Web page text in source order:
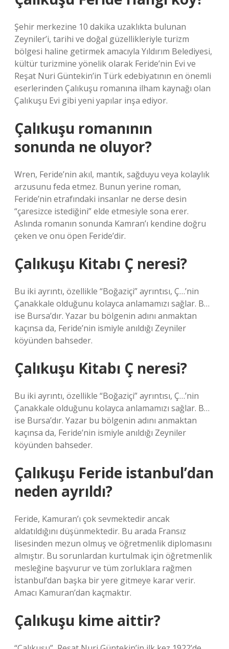
Şehir merkezine 10 dakika uzaklıkta bulunan
Zeyniler’i, tarihi ve doğal güzellikleriyle turizm
bölgesi haline getirmek amacıyla Yıldırım Belediyesi,
kültür turizmine yönelik olarak Feride’nin Evi ve
Reşat Nuri Güntekin’in Türk edebiyatının en önemli
eserlerinden Çalıkuşu romanına ilham kaynağı olan
Çalıkuşu Evi gibi yeni yapılar inşa ediyor.
Çalıkuşu romanının
sonunda ne oluyor?
Wren, Feride’nin akıl, mantık, sağduyu veya kolaylık
arzusunu feda etmez. Bunun yerine roman,
Feride’nin etrafındaki insanlar ne derse desin
“çaresizce istediğini” elde etmesiyle sona erer.
Aslında romanın sonunda Kamran’ı kendine doğru
çeken ve onu öpen Feride’dir.
Çalıkuşu Kitabı Ç neresi?
Bu iki ayrıntı, özellikle “Boğaziçi” ayrıntısı, Ç…’nin
Çanakkale olduğunu kolayca anlamamızı sağlar. B…
ise Bursa’dır. Yazar bu bölgenin adını anmaktan
kaçınsa da, Feride’nin ismiyle anıldığı Zeyniler
köyünden bahseder.
Çalıkuşu Kitabı Ç neresi?
Bu iki ayrıntı, özellikle “Boğaziçi” ayrıntısı, Ç…’nin
Çanakkale olduğunu kolayca anlamamızı sağlar. B…
ise Bursa’dır. Yazar bu bölgenin adını anmaktan
kaçınsa da, Feride’nin ismiyle anıldığı Zeyniler
köyünden bahseder.
Çalıkuşu Feride istanbul’dan
neden ayrıldı?
Feride, Kamuran’ı çok sevmektedir ancak
aldatıldığını düşünmektedir. Bu arada Fransız
lisesinden mezun olmuş ve öğretmenlik diplomasını
almıştır. Bu sorunlardan kurtulmak için öğretmenlik
mesleğine başvurur ve tüm zorluklara rağmen
İstanbul’dan başka bir yere gitmeye karar verir.
Amacı Kamuran’dan kaçmaktır.
Çalıkuşu kime aittir?